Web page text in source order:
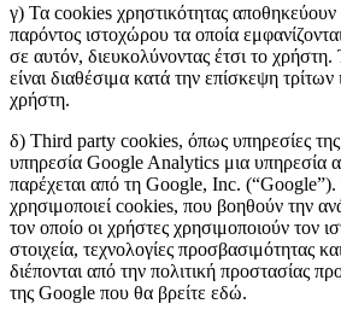
γ) Τα cookies χρηστικότητας αποθηκεύουν
παρόντος ιστοχώρου τα οποία
σε αυτόν, διευκολύνοντας έτσι το
είναι διαθέσιμα κατά την επίσκεψη
χρήστη.
δ) Τhird party cookies, όπως υπηρεσίες
υπηρεσία Google Analytics μια υπηρεσία
παρέχεται από τη Google, Inc.
χρησιμοποιεί cookies, που βοηθούν την
τον οποίο οι χρήστες χρησιμοποιούν τον
στοιχεία, τεχνολογίες προσβασιμότητας
διέπονται από την πολιτική προστασίας
της Google που θα βρείτε εδώ.